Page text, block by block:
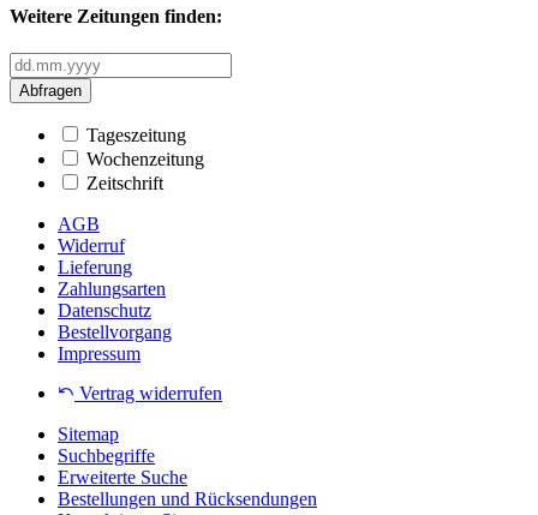
Weitere Zeitungen finden:
Abfragen
Tageszeitung
Wochenzeitung
Zeitschrift
AGB
Widerruf
Lieferung
Zahlungsarten
Datenschutz
Bestellvorgang
Impressum
Vertrag widerrufen
Sitemap
Suchbegriffe
Erweiterte Suche
Bestellungen und Rücksendungen